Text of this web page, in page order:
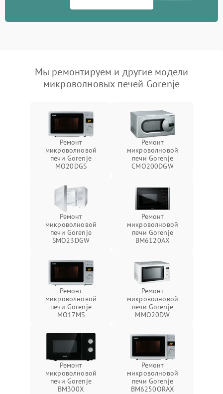
Мы ремонтируем и другие модели
микроволновых печей Gorenje
Ремонт
микроволновой
печи Gorenje
MO20DGS
Ремонт
микроволновой
печи Gorenje
CMO200DGW
Ремонт
микроволновой
печи Gorenje
SMO23DGW
Ремонт
микроволновой
печи Gorenje
BM6120AX
Ремонт
микроволновой
печи Gorenje
MO17MS
Ремонт
микроволновой
печи Gorenje
MMO20DW
Ремонт
микроволновой
печи Gorenje
BM300X
Ремонт
микроволновой
печи Gorenje
BM6250ORAX